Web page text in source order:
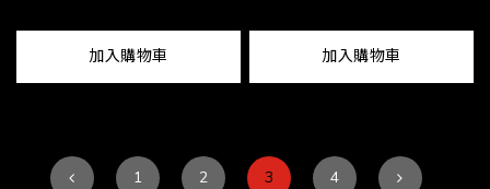
加入購物車 加入購物車
1 2 3 4